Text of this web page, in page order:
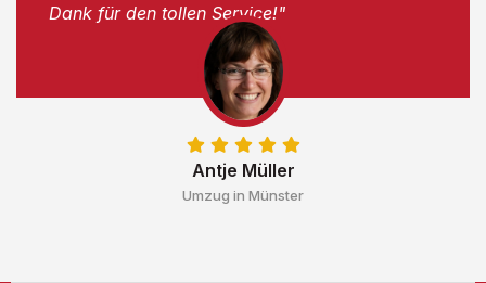
Antje Müller
Umzug in Münster
Dank für den tollen Service!"